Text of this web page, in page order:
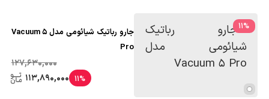
%
11
جارو رباتیک شیائومی مدل Vacuum 5
Pro
127,630,000
11%
113,890,000